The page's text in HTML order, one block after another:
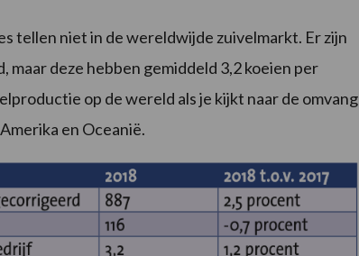
tellen niet in de wereldwijde zuivelmarkt. Er zijn
deze hebben gemiddeld 3,2 koeien per
op de wereld als je kijkt naar de omvang
en Oceanië.